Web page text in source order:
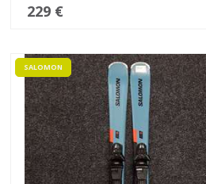
229 €
SALOMON